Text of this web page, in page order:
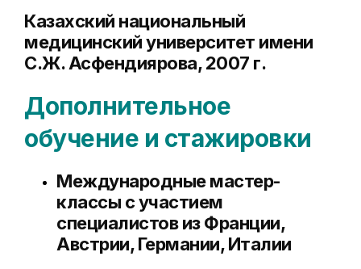
Казахский национальный
медицинский университет имени
С.Ж. Асфендиярова, 2007 г.
Дополнительное
обучение и стажировки
Международные мастер-
классы с участием
специалистов из Франции,
Австрии, Германии, Италии